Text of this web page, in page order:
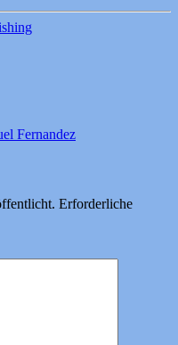
Fernandez
Erforderliche